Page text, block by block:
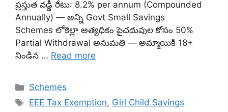
ప్రస్తుత వడ్డీ రేటు: 8.2% per annum (Compounded
Annually) — అన్ని Govt Small Savings
Schemes లోకెల్లా అత్యధికం పైచదువుల కోసం 50%
Partial Withdrawal అనుమతి — అమ్మాయికి 18+
నిండిన … Read more
Categories
Schemes
Tags
EEE Tax Exemption, Girl Child Savings